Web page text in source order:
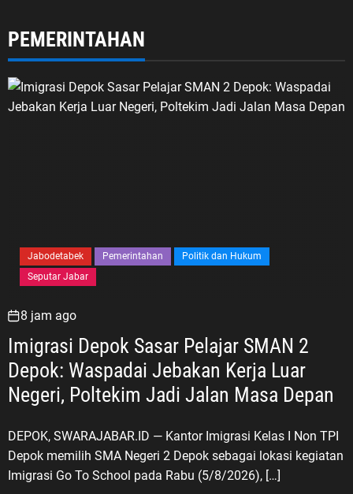
PEMERINTAHAN
Jabodetabek Pemerintahan
Politik dan Hukum
Seputar Jabar
8 jam ago
Imigrasi Depok Sasar Pelajar SMAN 2
Depok: Waspadai Jebakan Kerja Luar
DEPOK, SWARAJABAR.ID — Kantor Imigrasi Kelas I Non TPI
Depok memilih SMA Negeri 2 Depok sebagai lokasi kegiatan
Imigrasi Go To School pada Rabu (5/8/2026), […]